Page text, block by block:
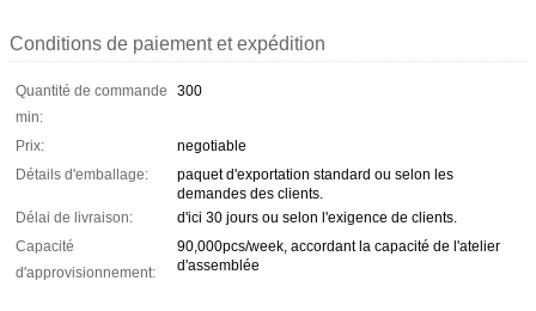
Conditions de paiement et expédition
Quantité de commande
min:
300
Prix:
negotiable
Détails d'emballage:
paquet d'exportation standard ou selon les
demandes des clients.
Délai de livraison:
d'ici 30 jours ou selon l'exigence de clients.
Capacité
d'approvisionnement:
90,000pcs/week, accordant la capacité de l'atelier
d'assemblée